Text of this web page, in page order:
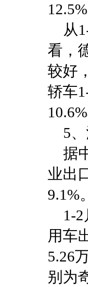
从
看，
较好
轿车
5、
据
业出
9.1%。
1-2
用车
5.26
别为